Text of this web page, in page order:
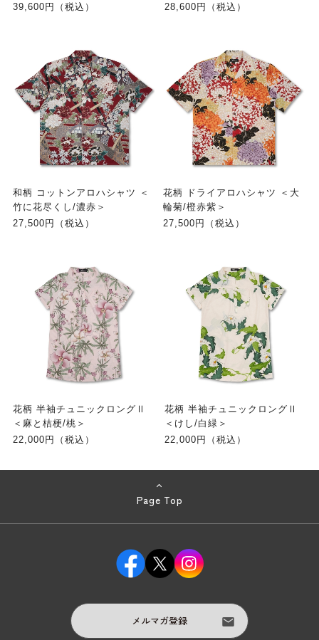
39,600円（税込）
28,600円（税込）
和柄 コットンアロハシャツ ＜
竹に花尽くし/濃赤＞
27,500円（税込）
花柄 ドライアロハシャツ ＜大
輪菊/橙赤紫＞
27,500円（税込）
花柄 半袖チュニックロングⅡ
＜麻と桔梗/桃＞
22,000円（税込）
花柄 半袖チュニックロングⅡ
＜けし/白緑＞
22,000円（税込）
Page Top
メルマガ登録